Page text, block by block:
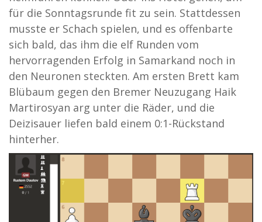
für die Sonntagsrunde fit zu sein. Stattdessen
musste er Schach spielen, und es offenbarte
sich bald, das ihm die elf Runden vom
hervorragenden Erfolg in Samarkand noch in
den Neuronen steckten. Am ersten Brett kam
Blübaum gegen den Bremer Neuzugang Haik
Martirosyan arg unter die Räder, und die
Deizisauer liefen bald einem 0:1-Rückstand
hinterher.